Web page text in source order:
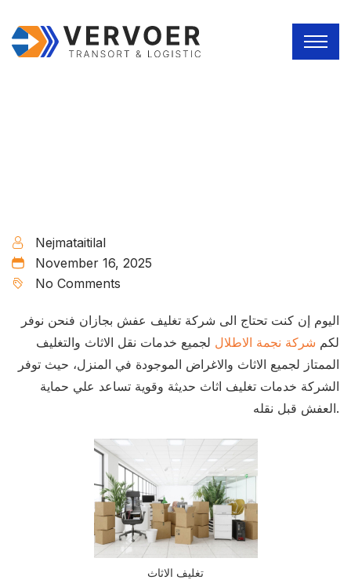
Nejmataitilal
November 16, 2025
No Comments
اليوم إن كنت تحتاج الى شركة تغليف عفش بجازان فنحن نوفر
لكم شركة نجمة الاطلال لجميع خدمات نقل الاثاث والتغليف
الممتاز لجميع الاثاث والاغراض الموجودة في المنزل، حيث توفر
الشركة خدمات تغليف اثاث حديثة وقوية تساعد علي حماية
العفش قبل نقله.
تغليف الاثاث